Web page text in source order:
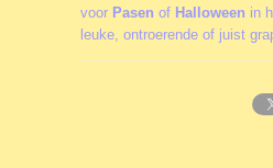
voor Pasen of Halloween in
leuke, ontroerende of juist